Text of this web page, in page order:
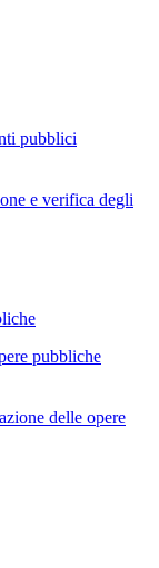
pubblici
e verifica degli
pubbliche
delle opere